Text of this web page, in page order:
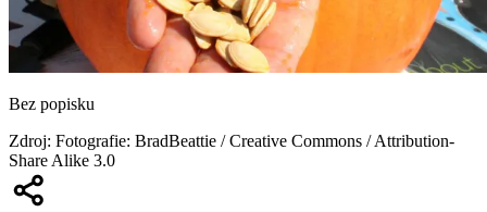
Bez popisku
Zdroj: Fotografie: BradBeattie / Creative Commons / Attribution-
Share Alike 3.0